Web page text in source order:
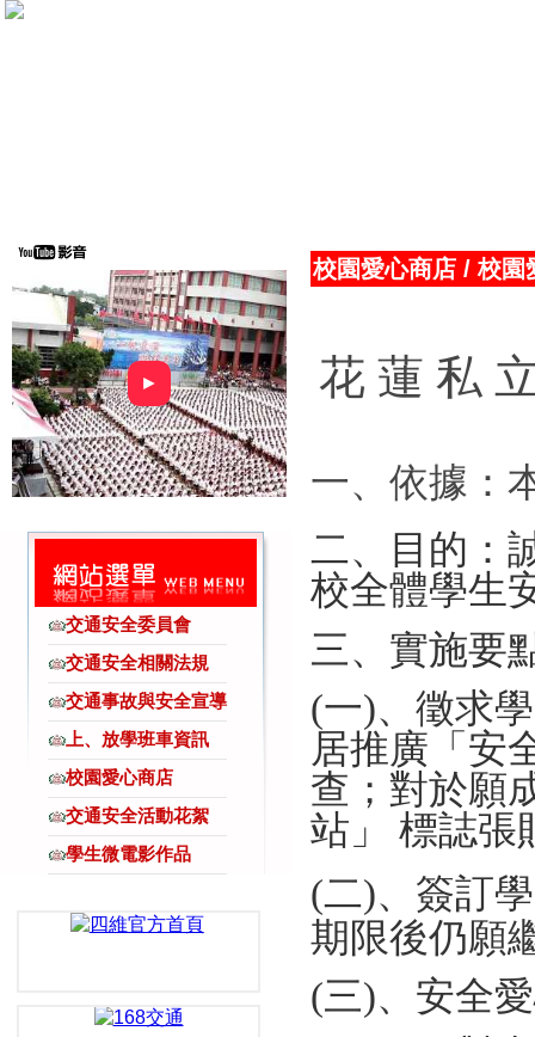
►
交通安全委員會
交通安全相關法規
交通事故與安全宣導
上、放學班車資訊
校園愛心商店
交通安全活動花絮
學生微電影作品
校園愛心商店 /校園
花 蓮 私
一、依據 ：
二、目 的 ：
校全體學生
三、實施要
(一)、 徵求
居推廣 「 安
查 ；對於願
站 」 標誌張
(二)、 簽訂
期限後仍願
(三)、 安全